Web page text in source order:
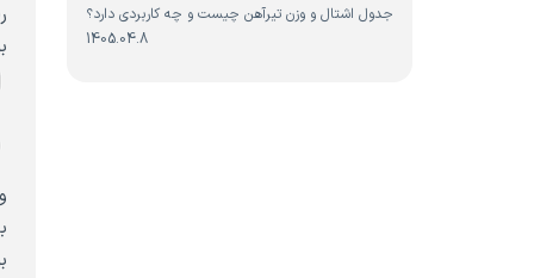
جدول اشتال و وزن تیرآهن چیست و چه کاربردی دارد؟
1405.04.8